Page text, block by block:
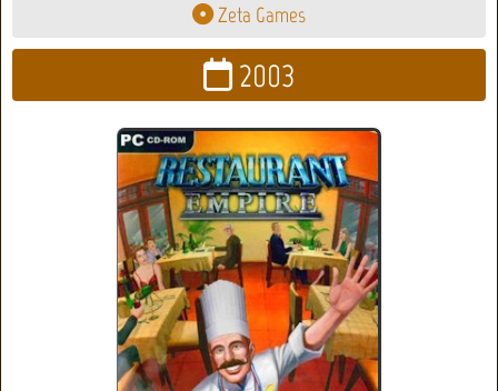
Zeta Games
2003